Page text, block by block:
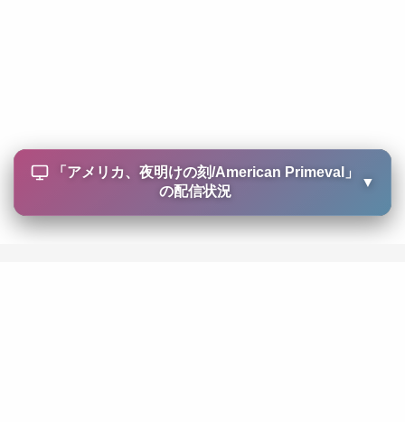
「 アメリカ、夜明けの刻/American Primeval 」
の配信状況
▼